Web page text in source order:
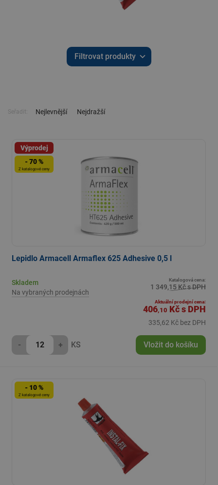
Filtrovat produkty
Seřadit: Nejlevnější Nejdražší
Výprodej
- 70 %
Z katalogové ceny
Lepidlo Armacell Armaflex 625 Adhesive 0,5 l
Skladem
Na vybraných prodejnách
Katalogová cena:
1 349,15 Kč s DPH
Aktuální prodejní cena:
406,10 Kčs DPH
335,62 Kč bez DPH
- + KS Vložit do košíku
- 10 %
Z katalogové ceny